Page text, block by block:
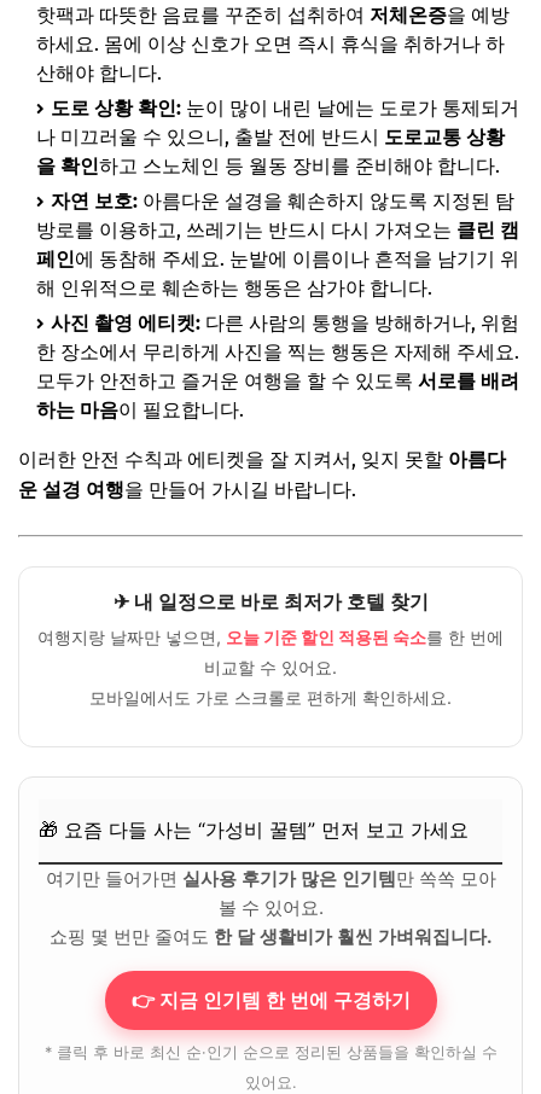
핫팩과 따뜻한 음료를 꾸준히 섭취하여 저체온증을 예방
하세요. 몸에 이상 신호가 오면 즉시 휴식을 취하거나 하
산해야 합니다.
도로 상황 확인: 눈이 많이 내린 날에는 도로가 통제되거
나 미끄러울 수 있으니, 출발 전에 반드시 도로교통 상황
을 확인하고 스노체인 등 월동 장비를 준비해야 합니다.
자연 보호: 아름다운 설경을 훼손하지 않도록 지정된 탐
방로를 이용하고, 쓰레기는 반드시 다시 가져오는 클린 캠
페인에 동참해 주세요. 눈밭에 이름이나 흔적을 남기기 위
해 인위적으로 훼손하는 행동은 삼가야 합니다.
사진 촬영 에티켓: 다른 사람의 통행을 방해하거나, 위험
한 장소에서 무리하게 사진을 찍는 행동은 자제해 주세요.
모두가 안전하고 즐거운 여행을 할 수 있도록 서로를 배려
하는 마음이 필요합니다.
이러한 안전 수칙과 에티켓을 잘 지켜서, 잊지 못할 아름다
운 설경 여행을 만들어 가시길 바랍니다.
✈ 내 일정으로 바로 최저가 호텔 찾기
여행지랑 날짜만 넣으면, 오늘 기준 할인 적용된 숙소를 한 번에
비교할 수 있어요.
모바일에서도 가로 스크롤로 편하게 확인하세요.
🎁 요즘 다들 사는 “가성비 꿀템” 먼저 보고 가세요
여기만 들어가면 실사용 후기가 많은 인기템 만 쏙쏙 모아
볼 수 있어요.
쇼핑 몇 번만 줄여도 한 달 생활비가 훨씬 가벼워집니다.
👉 지금 인기템 한 번에 구경하기
* 클릭 후 바로 최신 순·인기 순으로 정리된 상품들을 확인하실 수
있어요.